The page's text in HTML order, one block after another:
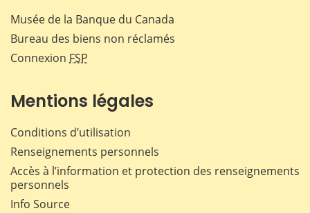
Musée de la Banque du Canada
Bureau des biens non réclamés
Connexion FSP
Mentions légales
Conditions d’utilisation
Renseignements personnels
Accès à l’information et protection des renseignements
personnels
Info Source